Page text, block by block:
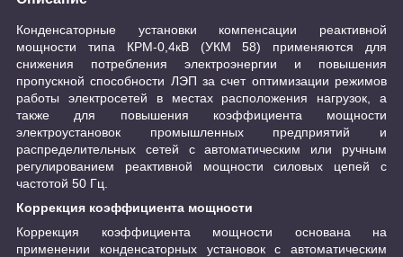
Конденсаторные установки компенсации реактивной
мощности типа КРМ-0,4кВ (УКМ 58) применяются для
снижения потребления электроэнергии и повышения
пропускной способности ЛЭП за счет оптимизации режимов
работы электросетей в местах расположения нагрузок, а
также для повышения коэффициента мощности
электроустановок промышленных предприятий и
распределительных сетей с автоматическим или ручным
регулированием реактивной мощности силовых цепей с
частотой 50 Гц.
Коррекция коэффициента мощности
Коррекция коэффициента мощности основана на
применении конденсаторных установок с автоматическим